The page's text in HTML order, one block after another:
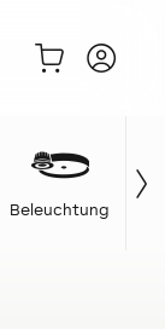
Beleuchtung